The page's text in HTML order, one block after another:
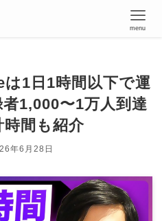
menu
は1日1時間以下で運
1,000〜1万人到達
時間も紹介
年6月28日